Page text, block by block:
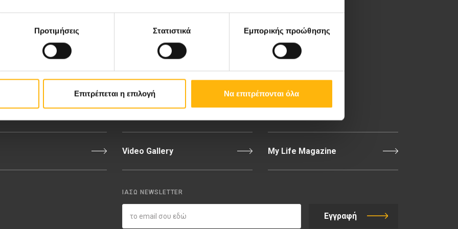
Προτιμήσεις Στατιστικά Εμπορικής προώθησης
Επιτρέπεται η επιλογή Να επιτρέπονται όλα
Ευκαιρίες Καριέρας
Εκδηλώσεις
Τηλ. Κέντρο: 210 61 84
000
Επικοινωνία
Video Gallery My Life Magazine
ΙΑΣΩ NEWSLETTER
Εγγραφή